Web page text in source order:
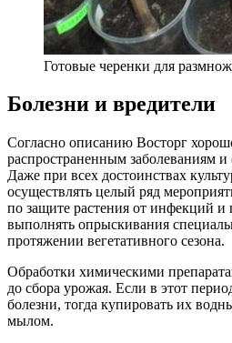
Готовые черенки для
Болезни и вредители
Согласно описанию Восторг
распространенным заболеваниям
Даже при всех достоинствах
осуществлять целый ряд
по защите растения от инфекций и
выполнять опрыскивания
протяжении вегетативного сезона.
Обработки химическими
до сбора урожая. Если в этот
болезни, тогда купировать их
мылом.